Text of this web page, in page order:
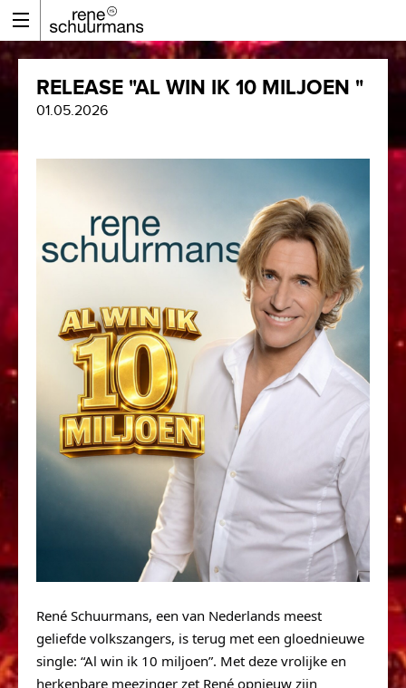
RELEASE "AL WIN IK 10 MILJOEN "
01.05.2026
René Schuurmans, een van Nederlands meest
geliefde volkszangers, is terug met een gloednieuwe
single: “Al win ik 10 miljoen”. Met deze vrolijke en
herkenbare meezinger zet René opnieuw zijn